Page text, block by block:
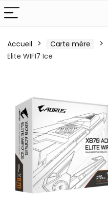
Accueil Carte mère
Elite WIFI7 Ice